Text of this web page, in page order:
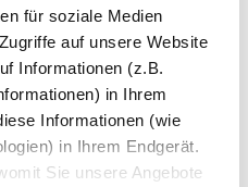
für soziale Medien
auf unsere Website
Informationen (z.B.
in Ihrem
Informationen (wie
in Ihrem Endgerät.
Sie unsere Angebote